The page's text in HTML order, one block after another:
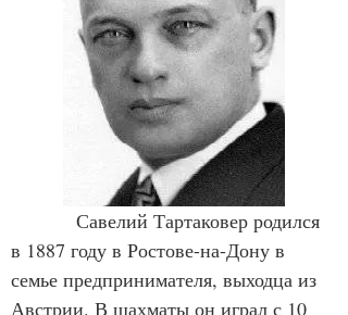
в 1887 году в Ростове-на-Дону в
семье предпринимателя, выходца из
Австрии. В шахматы он играл с 10